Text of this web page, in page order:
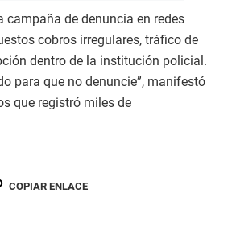
campaña de denuncia en redes
cobros irregulares, tráfico de
dentro de la institución policial.
para que no denuncie”, manifestó
que registró miles de
COPIAR ENLACE